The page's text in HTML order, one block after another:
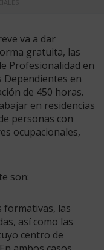
va a dar
gratuita, las
Profesionalidad en
Dependientes en
de 450 horas.
en residencias
personas con
ocupacionales,
son:
formativas, las
así como las
centro de